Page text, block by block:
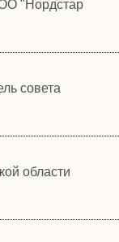
"Нордстар
совета
области